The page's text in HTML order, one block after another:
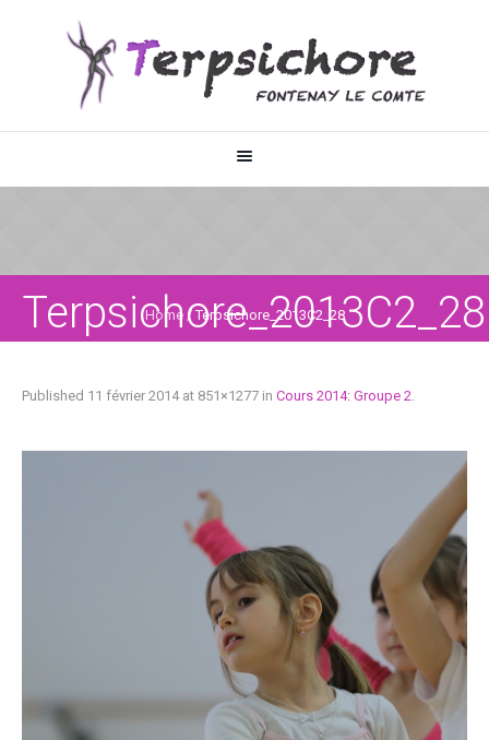
Terpsichore_2013C2_28
Home /Terpsichore_2013C2_28
Published 11 février 2014at 851×1277 in Cours 2014: Groupe 2.